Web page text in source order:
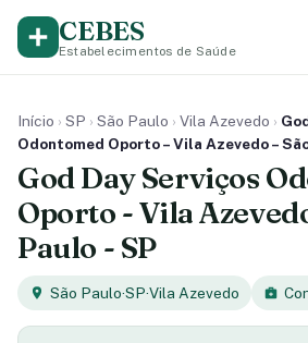
CEBES
Estabelecimentos de Saúde
Início › SP › São Paulo › Vila Azevedo ›
Odontomed Oporto – Vila Azevedo –
God Day Serviços
Oporto - Vila
Paulo - SP
São Paulo·SP·Vila Azevedo